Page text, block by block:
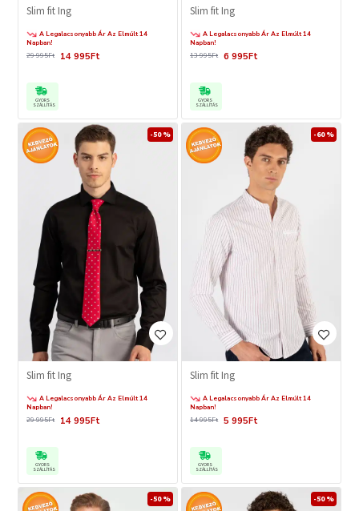
Slim fit Ing
A Legalacsonyabb Ár Az Elmúlt 14
Napban!
14 995Ft
29 995Ft
GYORS
SZÁLLÍTÁS
Slim fit Ing
A Legalacsonyabb Ár Az Elmúlt 14
Napban!
6 995Ft
13 995Ft
GYORS
SZÁLLÍTÁS
-50 %
Slim fit Ing
A Legalacsonyabb Ár Az Elmúlt 14
Napban!
14 995Ft
29 995Ft
GYORS
SZÁLLÍTÁS
-60 %
Slim fit Ing
A Legalacsonyabb Ár Az Elmúlt 14
Napban!
5 995Ft
14 995Ft
GYORS
SZÁLLÍTÁS
-50 % -50 %